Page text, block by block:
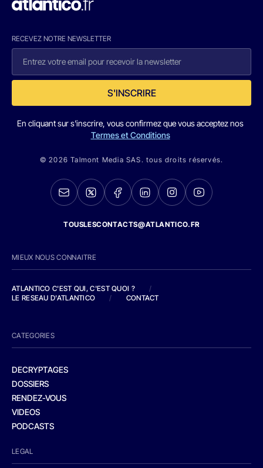
RECEVEZ NOTRE NEWSLETTER
S'INSCRIRE
En cliquant sur s'inscrire, vous confirmez que vous acceptez nos
Termes et Conditions
© 2026 Talmont Media SAS. tous droits réservés.
TOUSLESCONTACTS@ATLANTICO.FR
MIEUX NOUS CONNAITRE
ATLANTICO C'EST QUI, C'EST QUOI ?
/
LE RESEAU D'ATLANTICO
/ CONTACT
CATEGORIES
DECRYPTAGES
DOSSIERS
RENDEZ-VOUS
VIDEOS
PODCASTS
LEGAL